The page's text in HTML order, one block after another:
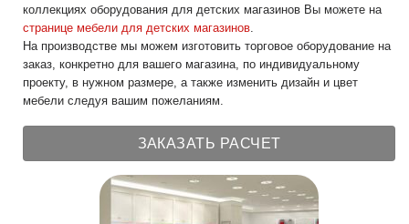
коллекциях оборудования для детских магазинов Вы можете на
странице мебели для детских магазинов.
На производстве мы можем изготовить торговое оборудование на
заказ, конкретно для вашего магазина, по индивидуальному
проекту, в нужном размере, а также изменить дизайн и цвет
мебели следуя вашим пожеланиям.
ЗАКАЗАТЬ РАСЧЕТ